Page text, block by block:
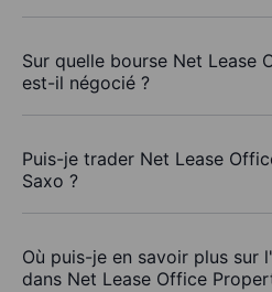
Sur quelle bourse Net Lease
est-il négocié ?
Puis-je trader Net Lease
Saxo ?
Où puis-je en savoir plus sur
dans Net Lease Office